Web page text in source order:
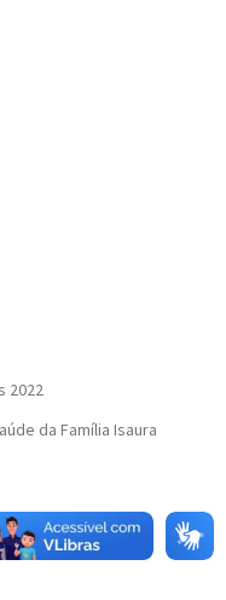
2022
da Família Isaura